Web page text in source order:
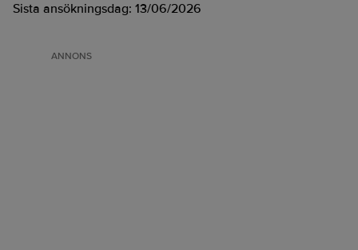
Sista ansökningsdag: 13/06/2026
ANNONS